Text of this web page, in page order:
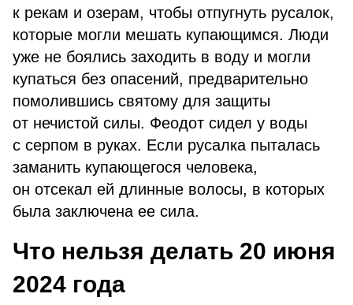
к рекам и озерам, чтобы отпугнуть русалок,
которые могли мешать купающимся. Люди
уже не боялись заходить в воду и могли
купаться без опасений, предварительно
помолившись святому для защиты
от нечистой силы. Феодот сидел у воды
с серпом в руках. Если русалка пыталась
заманить купающегося человека,
он отсекал ей длинные волосы, в которых
была заключена ее сила.
Что нельзя делать 20 июня
2024 года